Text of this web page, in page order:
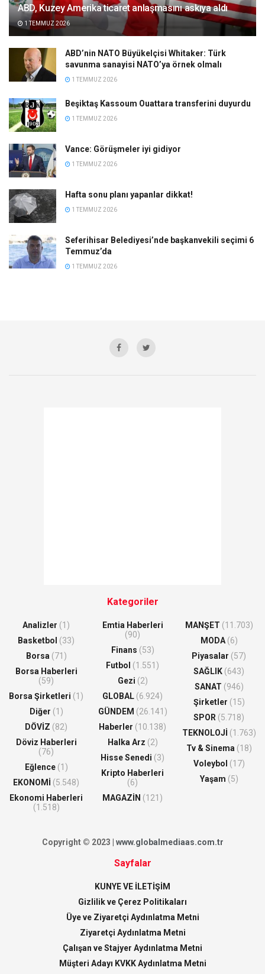
ABD, Kuzey Amerika ticaret anlaşmasını askıya aldı
1 TEMMUZ 2026
ABD’nin NATO Büyükelçisi Whitaker: Türk
savunma sanayisi NATO’ya örnek olmalı
1 TEMMUZ 2026
Beşiktaş Kassoum Ouattara transferini duyurdu
1 TEMMUZ 2026
Vance: Görüşmeler iyi gidiyor
1 TEMMUZ 2026
Hafta sonu planı yapanlar dikkat!
1 TEMMUZ 2026
Seferihisar Belediyesi’nde başkanvekili seçimi 6
Temmuz’da
1 TEMMUZ 2026
Kategoriler
Analizler (1)
Basketbol (33)
Borsa (71)
Borsa Haberleri
(59)
Borsa Şirketleri (1)
Diğer (1)
DÖVİZ (82)
Döviz Haberleri
(76)
Eğlence(1)
EKONOMİ (5.548)
Ekonomi Haberleri
(1.518)
Emtia Haberleri
(90)
Finans (53)
Futbol (1.551)
Gezi (2)
GLOBAL (6.924)
GÜNDEM (26.141)
Haberler (10.138)
Halka Arz (2)
Hisse Senedi (3)
Kripto Haberleri
(6)
MAGAZİN (121)
MANŞET (11.703)
MODA(6)
Piyasalar (57)
SAĞLIK (643)
SANAT (946)
Şirketler (15)
SPOR (5.718)
TEKNOLOJİ (1.763)
Tv & Sinema (18)
Voleybol (17)
Yaşam (5)
Copyright © 2023 | www.globalmediaas.com.tr
Sayfalar
KUNYE VE İLETİŞİM
Gizlilik ve Çerez Politikaları
Üye ve Ziyaretçi Aydınlatma Metni
Ziyaretçi Aydınlatma Metni
Çalışan ve Stajyer Aydınlatma Metni
Müşteri Adayı KVKK Aydınlatma Metni